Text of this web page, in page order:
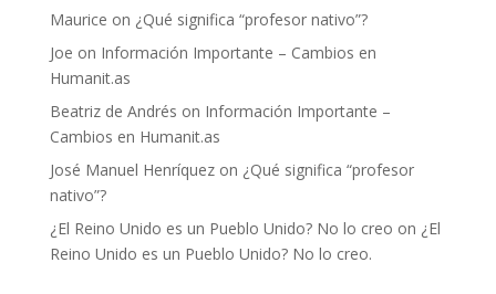
Maurice on ¿Qué significa “profesor nativo”?
Joe on Información Importante – Cambios en
Humanit.as
Beatriz de Andrés on Información Importante –
Cambios en Humanit.as
José Manuel Henríquezon ¿Qué significa “profesor
nativo”?
¿El Reino Unido es un Pueblo Unido? No lo creo on ¿El
Reino Unido es un Pueblo Unido? No lo creo.